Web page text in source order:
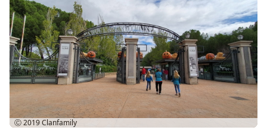
Ⓒ 2019Clanfamily